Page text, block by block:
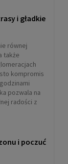
i gładkie
równej
także
kompromis
pozwala na
radości z
i poczuć